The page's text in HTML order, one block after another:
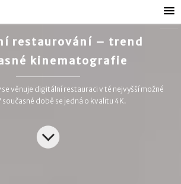
restaurování – trend
kinematografie
se věnuje digitální restauraci v té nejvyšší možné
současné době se jedná o kvalitu 4K.